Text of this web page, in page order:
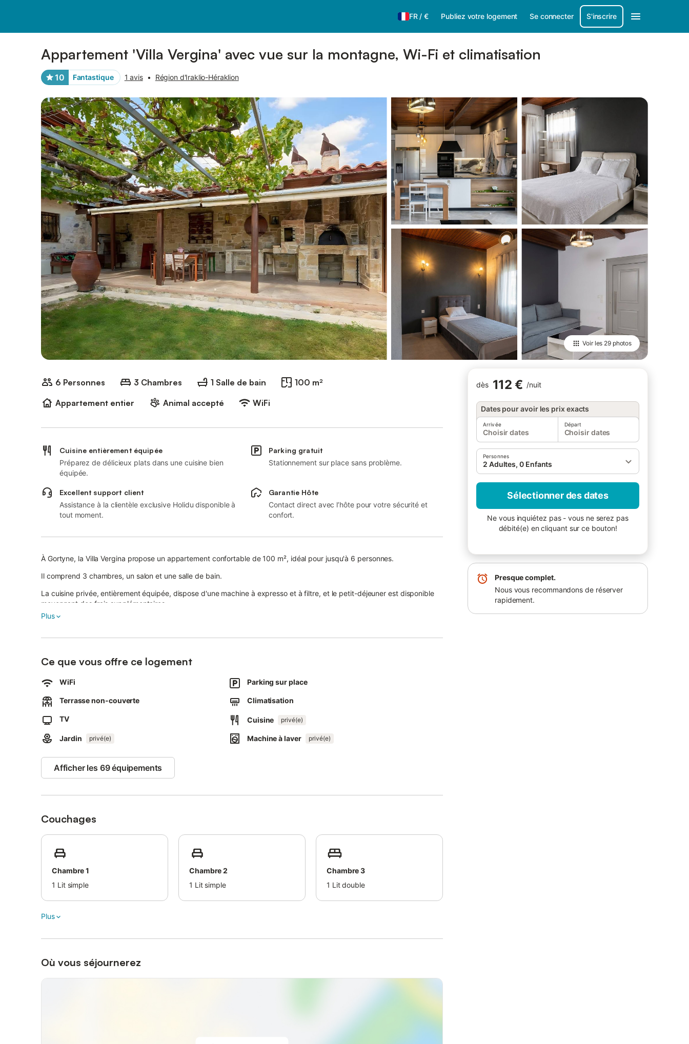
FR/€ Publiez votre logement Se connecter S'inscrire
Appartement 'Villa Vergina' avec vue sur la montagne, Wi-Fi et climatisation
10 Fantastique 1 avis • Région d'Iraklio-Héraklion
Voir les 29 photos
6 Personnes 3 Chambres 1 Salle de bain
100 m²
Appartement entier
Animal accepté WiFi
dès 112 € /nuit
Dates pour avoir les prix exacts
Arrivée
Choisir dates
Départ
Choisir dates
Personnes
2 Adultes, 0 Enfants
Sélectionner des dates
Ne vous inquiétez pas - vous ne serez pas
débité(e) en cliquant sur ce bouton!
Presque complet.
Nous vous recommandons de réserver
rapidement.
Cuisine entièrement équipée
Préparez de délicieux plats dans une cuisine bien
équipée.
Parking gratuit
Stationnement sur place sans problème.
Excellent support client
Assistance à la clientèle exclusive Holidu disponible à
tout moment.
Garantie Hôte
Contact direct avec l’hôte pour votre sécurité et
confort.
À Gortyne, la Villa Vergina propose un appartement confortable de 100 m², idéal pour jusqu'à 6 personnes.
Il comprend 3 chambres, un salon et une salle de bain.
La cuisine privée, entièrement équipée, dispose d'une machine à expresso et à filtre, et le petit-déjeuner est disponible
moyennant des frais supplémentaires.
Pour votre confort, vous bénéficiez d'un Wi-Fi rapide adapté aux appels vidéo, de la climatisation dans toutes les
Profitez de votre jardin privé et de la terrasse non couverte avec une belle vue sur la montagne.
Vous pouvez préparer vos repas sur votre propre barbecue et vous détendre dans les vastes espaces extérieurs
communs entourés d'oliviers.
Une aire de jeux commune est à disposition pour les enfants.
Pour le stationnement, 10 places communes sont disponibles sur place, ainsi que des places dans la rue. Les fêtes ne
sont pas autorisées dans l'établissement.
La région est idéale pour le vélo et la randonnée. À proximité, vous trouverez une pizzeria.
Des excursions dans la nature sauvage sont proposées moyennant des frais supplémentaires, à organiser avec l'hôte via
- Déjeuner Paiement 12,00 € par personne par nuit
Plus
Ce que vous offre ce logement
WiFi Parking sur place
Terrasse non-couverte Climatisation
TV Cuisine privé(e)
Jardin privé(e) Machine à laver privé(e)
Afficher les 69 équipements
Couchages
Chambre 1
1 Lit simple
Chambre 2
1 Lit simple
Chambre 3
1 Lit double
Plus
Où vous séjournerez